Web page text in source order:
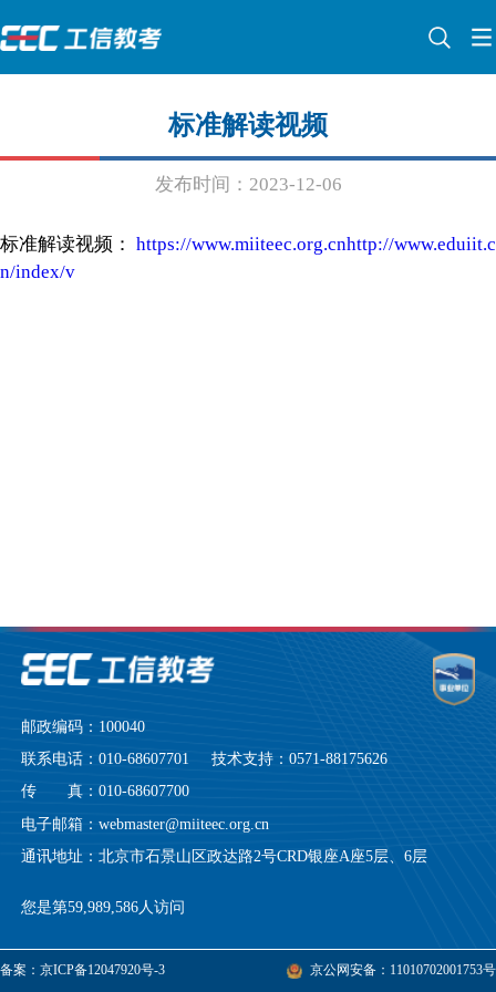
标准解读视频
发布时间：2023-12-06
标准解读视频： https://www.miiteec.org.cnhttp://www.eduiit.c
n/index/v
邮政编码：100040
联系电话：010-68607701 技术支持：0571-88175626
传 真：010-68607700
电子邮箱：webmaster@miiteec.org.cn
通讯地址：北京市石景山区政达路2号CRD银座A座5层、6层
您是第59,989,586人访问
备案：京ICP备12047920号-3 京公网安备：11010702001753号